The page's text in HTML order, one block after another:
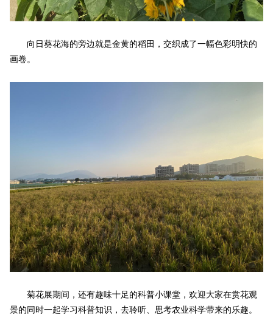
向日葵花海的旁边就是金黄的稻田，交织成了一幅色彩明快的
画卷。
菊花展期间，还有趣味十足的科普小课堂，欢迎大家在赏花观
景的同时一起学习科普知识，去聆听、思考农业科学带来的乐趣。